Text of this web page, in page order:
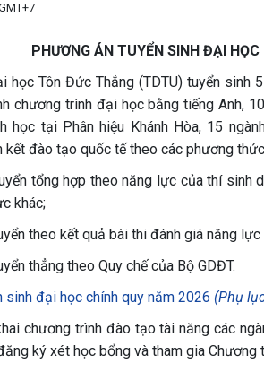
PHƯƠNG ÁN TUYỂN SINH ĐẠI
học Tôn Đức Thắng (TDTU) tuyển sinh
chương trình đại học bằng tiếng Anh,
học tại Phân hiệu Khánh Hòa, 15
đào tạo quốc tế theo các phương
tổng hợp theo năng lực của thí sinh
khác;
theo kết quả bài thi đánh giá năng
thẳng theo Quy chế của Bộ GDĐT.
sinh đại học chính quy năm 2026 (Phụ
chương trình đào tạo tài năng các
ký xét học bổng và tham gia Chương